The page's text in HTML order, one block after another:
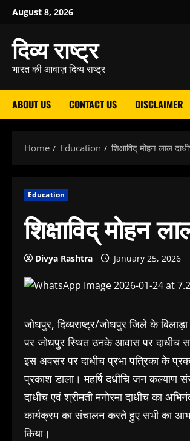
Skip
content
August 8, 2026
दिव्य राष्ट्र
भारत की आवाज़ दिव्य राष्ट्र
ABOUT US CONTACT US DISCLAIMER
Home Education शिक्षाविद् मोहन लाल
Education
शिक्षाविद् मोहन
Divya Rashtra January 25, 2026
जोधपुर, दिव्यराष्ट्र/जोधपुर जिले के
पर जोधपुर स्थित उनके आवास पर दाधीच
इस अवसर पर दाधीच प्रभा पत्रिका के
प्रकाश डाला। महर्षि दधीचि जन कल्याण
दाधीच एवं श्रीमती मनोरमा दाधीच का
कार्यक्रम का संचालन करते हुए सभी का
किया।